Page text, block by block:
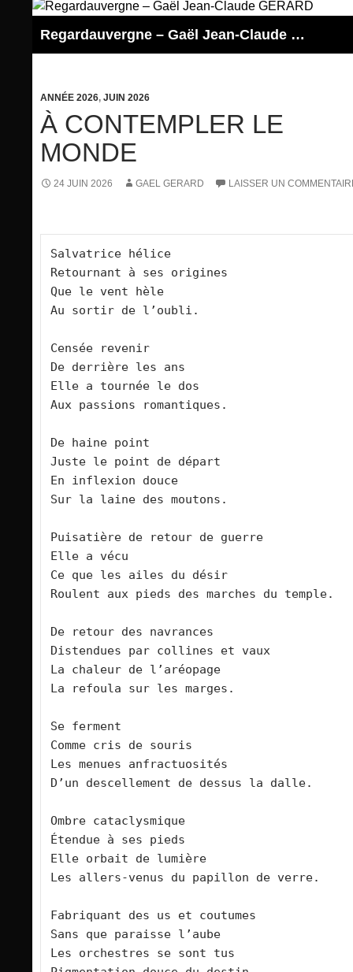
Regardauvergne – Gaël Jean-Claude GERARD
ANNÉE 2026, JUIN 2026
À CONTEMPLER LE
MONDE
24 JUIN 2026 GAEL GERARD LAISSER UN
Salvatrice hélice
Retournant à ses origines
Que le vent hèle
Au sortir de l’oubli.
Censée revenir
De derrière les ans
Elle a tournée le dos
Aux passions romantiques.
De haine point
Juste le point de départ
En inflexion douce
Sur la laine des moutons.
Puisatière de retour de guerre
Elle a vécu
Ce que les ailes du désir
Roulent aux pieds des marches du temple.
De retour des navrances
Distendues par collines et vaux
La chaleur de l’aréopage
La refoula sur les marges.
Se ferment
Comme cris de souris
Les menues anfractuosités
D’un descellement de dessus la dalle.
Ombre cataclysmique
Étendue à ses pieds
Elle orbait de lumière
Les allers-venus du papillon de verre.
Fabriquant des us et coutumes
Sans que paraisse l’aube
Les orchestres se sont tus